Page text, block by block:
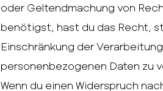
oder Geltendmachung von
benötigst, hast du das Recht,
Einschränkung der
personenbezogenen Daten zu
Wenn du einen Widerspruch